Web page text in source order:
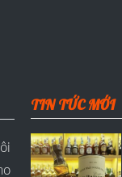
TIN TỨC MỚI